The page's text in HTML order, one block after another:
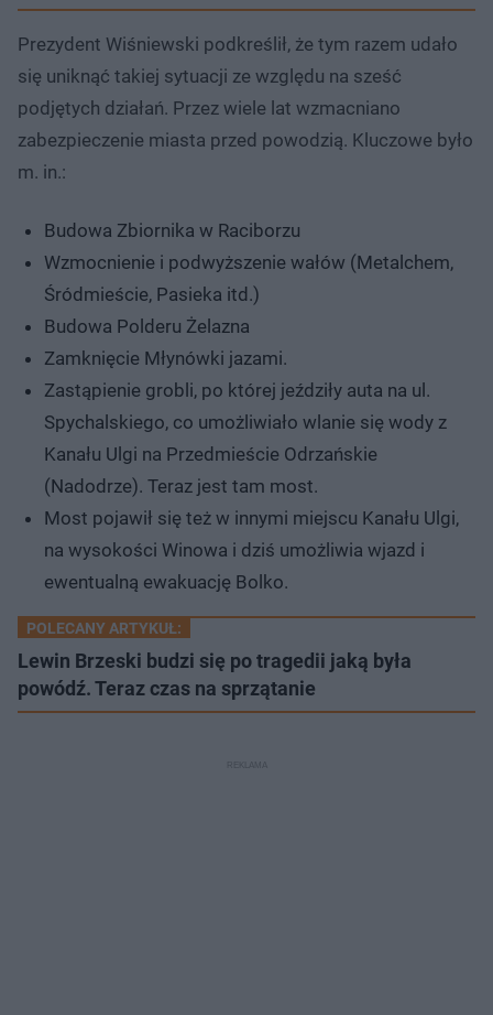
Prezydent Wiśniewski podkreślił, że tym razem udało
się uniknąć takiej sytuacji ze względu na sześć
podjętych działań. Przez wiele lat wzmacniano
zabezpieczenie miasta przed powodzią. Kluczowe było
m. in.:
Budowa Zbiornika w Raciborzu
Wzmocnienie i podwyższenie wałów (Metalchem,
Śródmieście, Pasieka itd.)
Budowa Polderu Żelazna
Zamknięcie Młynówki jazami.
Zastąpienie grobli, po której jeździły auta na ul.
Spychalskiego, co umożliwiało wlanie się wody z
Kanału Ulgi na Przedmieście Odrzańskie
(Nadodrze). Teraz jest tam most.
Most pojawił się też w innymi miejscu Kanału Ulgi,
na wysokości Winowa i dziś umożliwia wjazd i
ewentualną ewakuację Bolko.
POLECANY ARTYKUŁ:
Lewin Brzeski budzi się po tragedii jaką była
powódź. Teraz czas na sprzątanie